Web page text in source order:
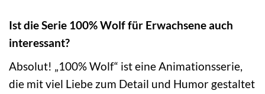
Ist die Serie 100% Wolf für Erwachsene auch
interessant?
Absolut! „100% Wolf“ ist eine Animationsserie,
die mit viel Liebe zum Detail und Humor gestaltet